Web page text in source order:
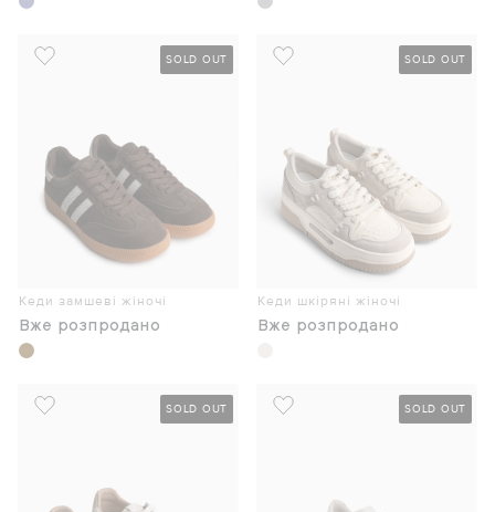
SOLD OUT
Кеди замшеві жіночі
Вже розпродано
SOLD OUT
Кеди шкіряні жіночі
Вже розпродано
SOLD OUT SOLD OUT